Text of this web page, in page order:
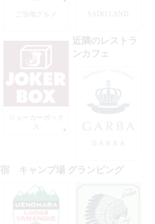
ご当地グルメ SADO LAND
ジョーカーボック
ス
近隣のレストラ
ンカフェ
ＧＡＲＢＡ
宿 キャンプ場 グランピング